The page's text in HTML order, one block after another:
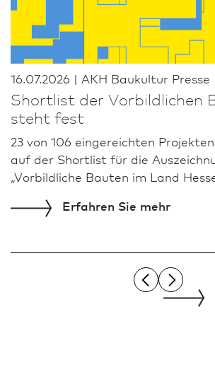
16.07.2026 | AKH Bau­kultur Presse
Shortlist der Vor­bild­lichen
steht fest
23 von 106 eingereichten
auf der Shortlist für die
„Vor­bild­liche Bauten im Land
Erfahren Sie mehr